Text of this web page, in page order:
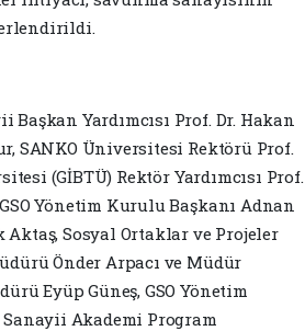
Yardımcısı Prof. Dr. Hakan
SANKO Üniversitesi Rektörü Prof.
(GİBTÜ) Rektör Yardımcısı Prof.
Yönetim Kurulu Başkanı Adnan
Aktaş, Sosyal Ortaklar ve Projeler
Önder Arpacı ve Müdür
Eyüp Güneş, GSO Yönetim
Sanayii Akademi Program